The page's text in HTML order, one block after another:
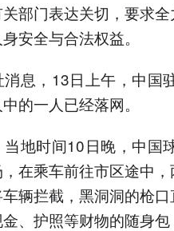
部门表达关切，要求
安全与合法权益。
息，13日上午，中国
的一人已经落网。
地时间10日晚，中国
在乘车前往市区途中
辆拦截，黑洞洞的枪
、护照等财物的随身包